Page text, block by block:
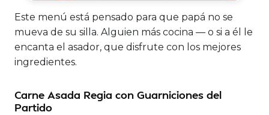
Este menú está pensado para que papá no se
mueva de su silla. Alguien más cocina — o si a él le
encanta el asador, que disfrute con los mejores
ingredientes.
Carne Asada Regia con Guarniciones del
Partido